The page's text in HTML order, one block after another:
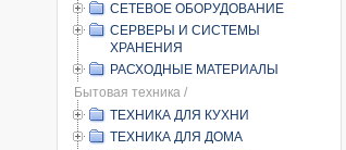
СЕТЕВОЕ ОБОРУДОВАНИЕ
СЕРВЕРЫ И СИСТЕМЫ
ХРАНЕНИЯ
РАСХОДНЫЕ МАТЕРИАЛЫ
Бытовая техника /
ТЕХНИКА ДЛЯ КУХНИ
ТЕХНИКА ДЛЯ ДОМА